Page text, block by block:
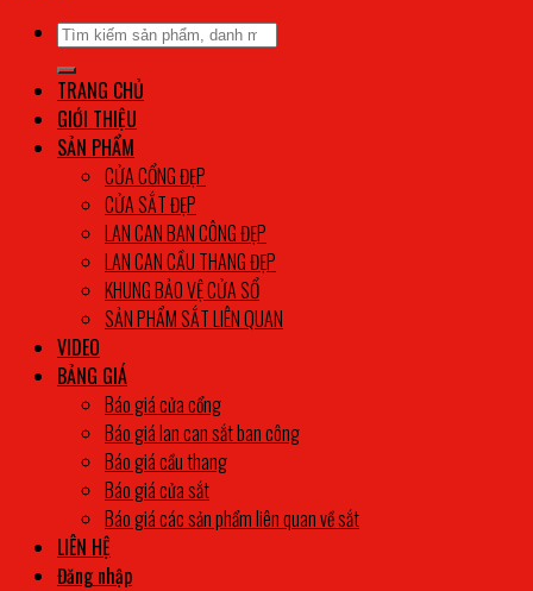
Tìm
kiếm:
TRANG CHỦ
GIỚI THIỆU
SẢN PHẨM
CỬA CỔNG ĐẸP
CỬA SẮT ĐẸP
LAN CAN BAN CÔNG ĐẸP
LAN CAN CẦU THANG ĐẸP
KHUNG BẢO VỆ CỬA SỔ
SẢN PHẨM SẮT LIÊN QUAN
VIDEO
BẢNG GIÁ
Báo giá cửa cổng
Báo giá lan can sắt ban công
Báo giá cầu thang
Báo giá cửa sắt
Báo giá các sản phẩm liên quan về sắt
LIÊN HỆ
Đăng nhập